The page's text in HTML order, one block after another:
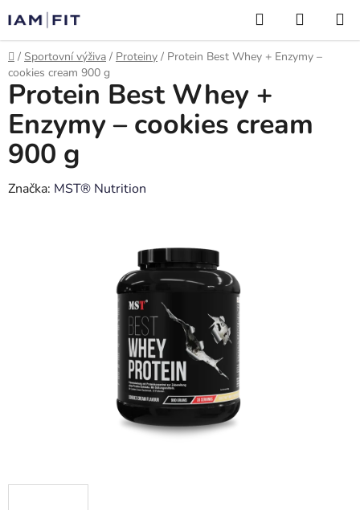
na
obsah
Hledat
KOŠÍK
Domů
/ Sportovní výživa / Proteiny / Protein Best Whey + Enzymy –
cookies cream 900 g
Protein Best Whey +
Enzymy – cookies cream
900 g
Značka: MST® Nutrition